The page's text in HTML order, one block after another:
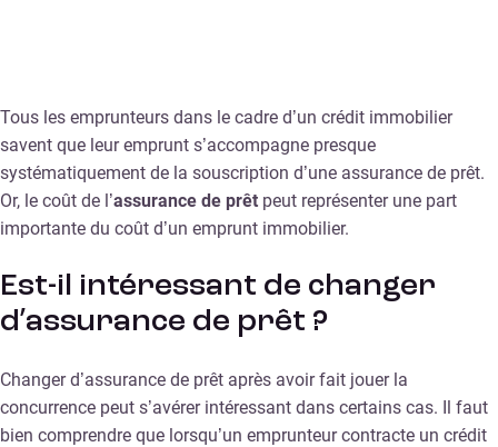
Tous les emprunteurs dans le cadre d’un crédit immobilier
savent que leur emprunt s’accompagne presque
systématiquement de la souscription d’une assurance de prêt.
Or, le coût de l’assurance de prêt peut représenter une part
importante du coût d’un emprunt immobilier.
Est-il intéressant de changer
d’assurance de prêt ?
Changer d’assurance de prêt après avoir fait jouer la
concurrence peut s’avérer intéressant dans certains cas. Il faut
bien comprendre que lorsqu’un emprunteur contracte un crédit